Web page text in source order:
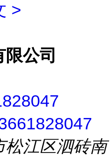
>
公司
松江区泗砖南